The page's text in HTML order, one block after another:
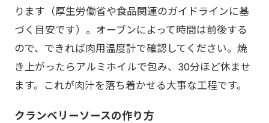
ります（厚生労働省や食品関連のガイドラインに基
づく目安です）。オーブンによって時間は前後する
ので、できれば肉用温度計で確認してください。焼
き上がったらアルミホイルで包み、30分ほど休ませ
ます。これが肉汁を落ち着かせる大事な工程です。
クランベリーソースの作り方